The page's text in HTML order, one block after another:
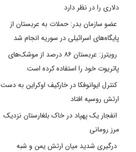
دلاری را در نظر دارد
عضو سازمان بدر: حملات به عربستان از
پایگاه‌های اسرائیلی در سوریه انجام شد
رویترز: عربستان ۸۶ درصد از موشک‌های
پاتریوت خود را استفاده کرده است
کنترل ایوانوفکا در خارکیف اوکراین به دست
ارتش روسیه افتاد
انفجار یک پهپاد در خاک بلغارستان نزدیک
مرز رومانی
درگیری شدید میان ارتش یمن و شبه